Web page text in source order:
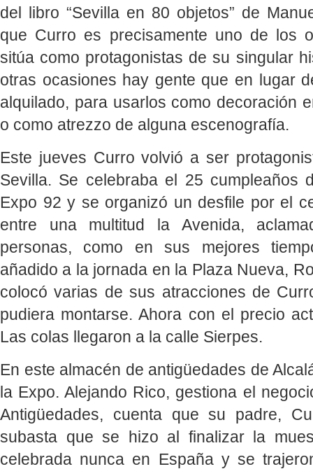
del libro “Sevilla en 80 objetos” de
que Curro es precisamente uno de los
sitúa como protagonistas de su singular
otras ocasiones hay gente que en lugar
alquilado, para usarlos como decoración
o como atrezzo de alguna escenografía.
Este jueves Curro volvió a ser
Sevilla. Se celebraba el 25 cumpleaños
Expo 92 y se organizó un desfile por el
entre una multitud la Avenida,
personas, como en sus mejores
añadido a la jornada en la Plaza Nueva,
colocó varias de sus atracciones de
pudiera montarse. Ahora con el precio
Las colas llegaron a la calle Sierpes.
En este almacén de antigüedades de
la Expo. Alejando Rico, gestiona el
Antigüedades, cuenta que su padre,
subasta que se hizo al finalizar la
celebrada nunca en España y se